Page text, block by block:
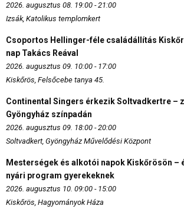
2026. augusztus 08. 19:00 - 21:00
Izsák, Katolikus templomkert
Csoportos Hellinger-féle családállítás
nap Takács Reával
2026. augusztus 09. 10:00 - 17:00
Kiskőrös, Felsőcebe tanya 45.
Continental Singers érkezik Soltvadkertre –
Gyöngyház színpadán
2026. augusztus 09. 18:00 - 20:00
Soltvadkert, Gyöngyház Művelődési Központ
Mesterségek és alkotói napok Kiskőrösön –
nyári program gyerekeknek
2026. augusztus 10. 09:00 - 15:00
Kiskőrös, Hagyományok Háza